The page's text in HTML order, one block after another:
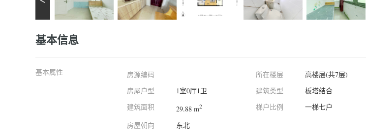
基本信息
基本属性
房源编码
房屋户型
1室0厅1卫
建筑面积
29.88 m2
房屋朝向 东北
所在楼层
高楼层(共7层)
建筑类型
板塔结合
梯户比例
一梯七户